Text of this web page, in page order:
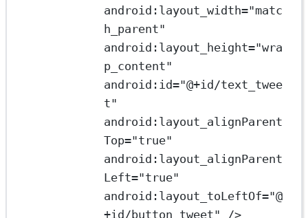
android:layout_width="matc
h_parent"
android:layout_height="wra
p_content"
android:id="@+id/text_twee
t"
android:layout_alignParent
Top="true"
android:layout_alignParent
Left="true"
android:layout_toLeftOf="@
+id/button_tweet"
/>